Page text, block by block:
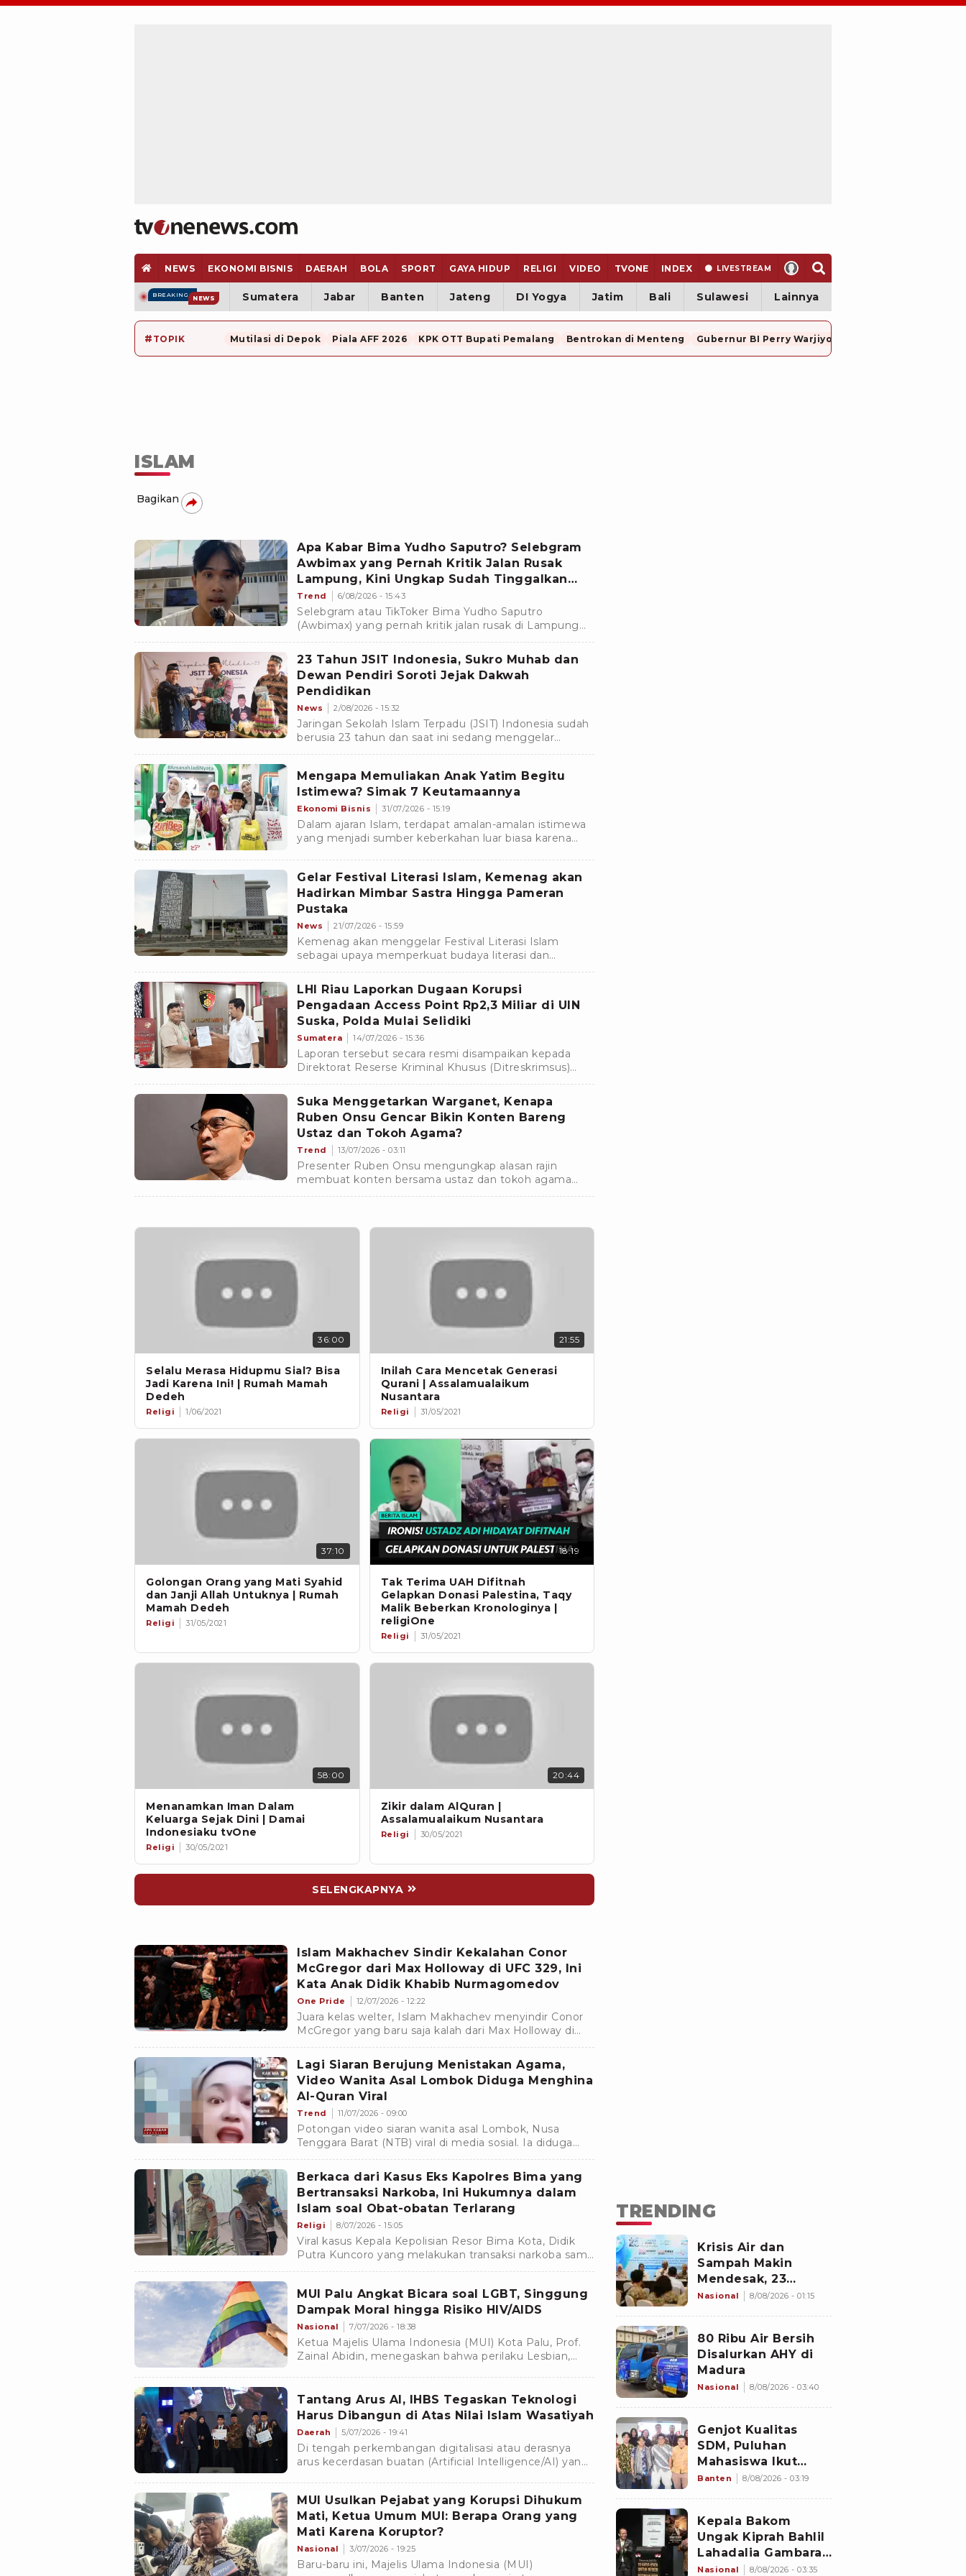
NEWS EKONOMI BISNIS DAERAH BOLA SPORT GAYA HIDUP RELIGI VIDEO TVONE INDEX LIVESTREAM
BREAKING NEWS Sumatera Jabar Banten Jateng DI Yogya Jatim Bali Sulawesi Lainnya
# TOPIK Mutilasi di Depok Piala AFF 2026 KPK OTT Bupati Pemalang Bentrokan di Menteng Gubernur BI Perry Warjiyo Mundur
ISLAM
Bagikan
Apa Kabar Bima Yudho Saputro? Selebgram
Awbimax yang Pernah Kritik Jalan Rusak
Lampung, Kini Ungkap Sudah Tinggalkan
Islam
Trend 6/08/2026 - 15:43
Selebgram atau TikToker Bima Yudho Saputro
(Awbimax) yang pernah kritik jalan rusak di Lampung
mengungkapkan bukan lagi menganut agama Islam
dan pilih agnostik.
23 Tahun JSIT Indonesia, Sukro Muhab dan
Dewan Pendiri Soroti Jejak Dakwah
Pendidikan
News 2/08/2026 - 15:32
Jaringan Sekolah Islam Terpadu (JSIT) Indonesia sudah
berusia 23 tahun dan saat ini sedang menggelar
Puncak Peringatan Milad ke-23 dengan mengusung
Mengapa Memuliakan Anak Yatim Begitu
Istimewa? Simak 7 Keutamaannya
Ekonomi Bisnis 31/07/2026 - 15:19
Dalam ajaran Islam, terdapat amalan-amalan istimewa
yang menjadi sumber keberkahan luar biasa karena
Gelar Festival Literasi Islam, Kemenag akan
Hadirkan Mimbar Sastra Hingga Pameran
Pustaka
News 21/07/2026 - 15:59
Kemenag akan menggelar Festival Literasi Islam
sebagai upaya memperkuat budaya literasi dan
kepustakaan sekaligus menghadirkan pengalaman
belajar yang dekat dengan masyarakat.
LHI Riau Laporkan Dugaan Korupsi
Pengadaan Access Point Rp2,3 Miliar di UIN
Suska, Polda Mulai Selidiki
Sumatera 14/07/2026 - 15:36
Laporan tersebut secara resmi disampaikan kepada
Direktorat Reserse Kriminal Khusus (Ditreskrimsus)
Polda Riau pada Selasa (14/7/2026). Pengaduan
ditandatangani oleh Pelaksana Tugas Ketua DPD LHI
Riau, Muhajirin Siringo Ringo, dengan melampirkan
dokumen hasil investigasi setebal 21 halaman.
Suka Menggetarkan Warganet, Kenapa
Ruben Onsu Gencar Bikin Konten Bareng
Ustaz dan Tokoh Agama?
Trend 13/07/2026 - 03:11
Presenter Ruben Onsu mengungkap alasan rajin
membuat konten bersama ustaz dan tokoh agama
atau penting dengan tema religi. Ini bukti agama Islam
36:00
Selalu Merasa Hidupmu Sial? Bisa
Jadi Karena Ini! | Rumah Mamah
Dedeh
Religi 1/06/2021
21:55
Inilah Cara Mencetak Generasi
Qurani | Assalamualaikum
Nusantara
Religi 31/05/2021
37:10
Golongan Orang yang Mati Syahid
dan Janji Allah Untuknya | Rumah
Mamah Dedeh
Religi 31/05/2021
18:19
Tak Terima UAH Difitnah
Gelapkan Donasi Palestina, Taqy
Malik Beberkan Kronologinya |
religiOne
Religi 31/05/2021
58:00
Menanamkan Iman Dalam
Keluarga Sejak Dini | Damai
Indonesiaku tvOne
Religi 30/05/2021
20:44
Zikir dalam AlQuran |
Assalamualaikum Nusantara
Religi 30/05/2021
SELENGKAPNYA
Islam Makhachev Sindir Kekalahan Conor
McGregor dari Max Holloway di UFC 329, Ini
Kata Anak Didik Khabib Nurmagomedov
One Pride 12/07/2026 - 12:22
Juara kelas welter, Islam Makhachev menyindir Conor
McGregor yang baru saja kalah dari Max Holloway di
laga utama UFC 329, pada Minggu (12/7/2026) siang
WIB.
Lagi Siaran Berujung Menistakan Agama,
Video Wanita Asal Lombok Diduga Menghina
Al-Quran Viral
Trend 11/07/2026 - 09:00
Potongan video siaran wanita asal Lombok, Nusa
Tenggara Barat (NTB) viral di media sosial. Ia diduga
menistakan agama Islam lewat menghina Al-Quran
dikecam MUI.
Berkaca dari Kasus Eks Kapolres Bima yang
Bertransaksi Narkoba, Ini Hukumnya dalam
Islam soal Obat-obatan Terlarang
Religi 8/07/2026 - 15:05
Viral kasus Kepala Kepolisian Resor Bima Kota, Didik
Putra Kuncoro yang melakukan transaksi narkoba sama
Koko Erwin dan dikenakan pasal berlapis.
MUI Palu Angkat Bicara soal LGBT, Singgung
Dampak Moral hingga Risiko HIV/AIDS
Nasional 7/07/2026 - 18:38
Ketua Majelis Ulama Indonesia (MUI) Kota Palu, Prof.
Zainal Abidin, menegaskan bahwa perilaku Lesbian,
Tantang Arus AI, IHBS Tegaskan Teknologi
Harus Dibangun di Atas Nilai Islam Wasatiyah
Daerah 5/07/2026 - 19:41
Di tengah perkembangan digitalisasi atau derasnya
arus kecerdasan buatan (Artificial Intelligence/AI) yang
MUI Usulkan Pejabat yang Korupsi Dihukum
Mati, Ketua Umum MUI: Berapa Orang yang
Mati Karena Koruptor?
Nasional 3/07/2026 - 19:25
Baru-baru ini, Majelis Ulama Indonesia (MUI)
TRENDING
Krisis Air dan
Sampah Makin
Mendesak, 23
Negara Berkumpul
Nasional 8/08/2026 - 01:15
80 Ribu Air Bersih
Disalurkan AHY di
Madura
Nasional 8/08/2026 - 03:40
Genjot Kualitas
SDM, Puluhan
Mahasiswa Ikut
Program di
Banten 8/08/2026 - 03:19
Kepala Bakom
Ungak Kiprah Bahlil
Lahadalia Gambaran
'Indonesia Dream'
Nasional 8/08/2026 - 03:35